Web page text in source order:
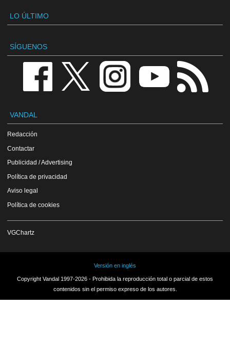
LO ÚLTIMO
SÍGUENOS
VANDAL
Redacción
Contactar
Publicidad / Advertising
Política de privacidad
Aviso legal
Política de cookies
VGChartz
Versión en inglés
Copyright Vandal 1997-2026 - Prohibida la reproducción total o parcial de estos
contenidos sin el permiso expreso de los autores.